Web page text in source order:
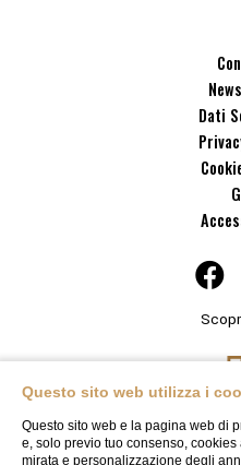
Dati
Questo sito web utilizza i
Questo sito web e la pagina web di
e, solo previo tuo consenso,
mirata e personalizzazione degli